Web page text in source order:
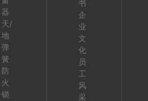
器
天/
地
弹
簧
防
火
锁
书
企
业
文
化
员
工
风
采